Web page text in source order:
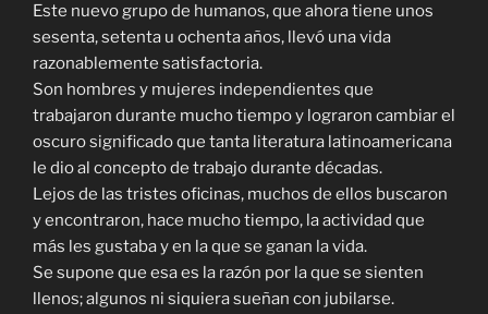
Este nuevo grupo de humanos, que ahora tiene unos
sesenta, setenta u ochenta años, llevó una vida
razonablemente satisfactoria.
Son hombres y mujeres independientes que
trabajaron durante mucho tiempo y lograron cambiar el
oscuro significado que tanta literatura latinoamericana
le dio al concepto de trabajo durante décadas.
Lejos de las tristes oficinas, muchos de ellos buscaron
y encontraron, hace mucho tiempo, la actividad que
más les gustaba y en la que se ganan la vida.
Se supone que esa es la razón por la que se sienten
llenos; algunos ni siquiera sueñan con jubilarse.